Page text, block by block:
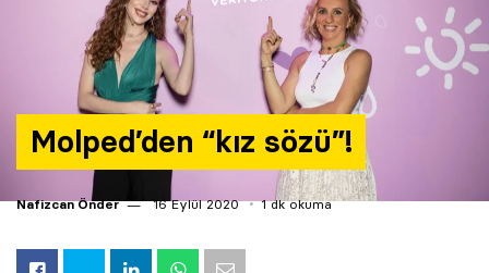
Molped’den “kız sözü”!
Nafizcan Önder 16 Eylül 2020 1 dk okuma